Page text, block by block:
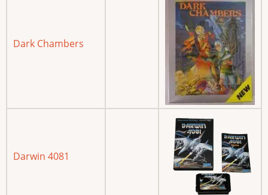
Dark Chambers
Darwin 4081